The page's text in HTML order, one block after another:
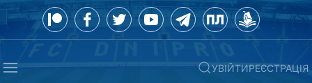
УВІЙТИРЕЄСТРАЦІЯ